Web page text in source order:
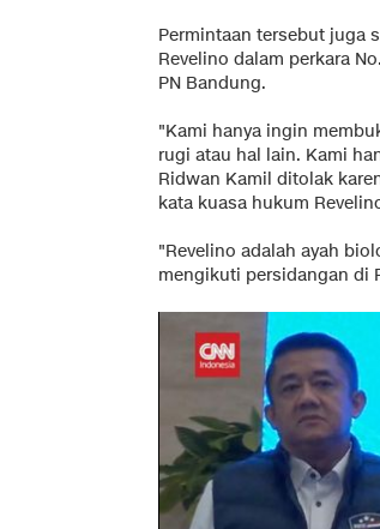
Permintaan tersebut juga
Revelino dalam perkara
PN Bandung.
"Kami hanya ingin
rugi atau hal lain. Kami
Ridwan Kamil ditolak
kata kuasa hukum
"Revelino adalah ayah
mengikuti persidangan di